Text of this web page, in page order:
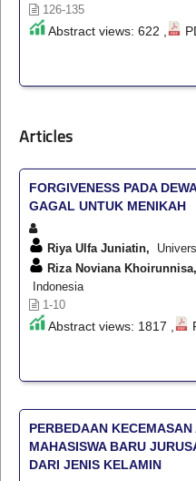
126-135
Abstract views: 622 ,
Articles
FORGIVENESS PADA
GAGAL UNTUK MENIKAH
Riya Ulfa Juniatin,
Riza Noviana Khoirunnisa,
Indonesia
1-10
Abstract views: 1817 ,
PERBEDAAN
MAHASISWA BARU
DARI JENIS KELAMIN